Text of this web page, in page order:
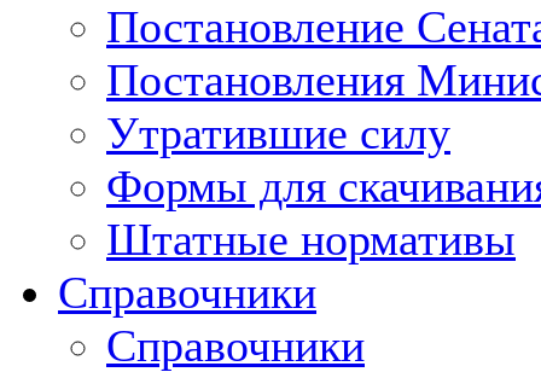
Постановление
Постановления
Утратившие силу
Формы для
Штатные нормативы
Справочники
Справочники